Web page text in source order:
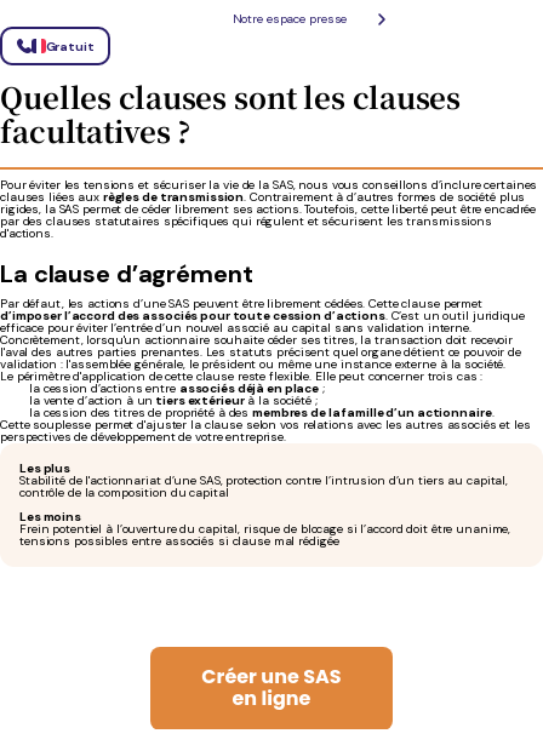
Notre espace presse
Gratuit
En l’absence de l’un de ces éléments obligatoires, l’immatriculation au RCS sera refusée.
Quelles clauses sont les clauses
facultatives ?
Pour éviter les tensions et sécuriser la vie de la SAS, nous vous conseillons d’inclure certaines
clauses liées aux règles de transmission. Contrairement à d’autres formes de société plus
rigides, la SAS permet de céder librement ses actions. Toutefois, cette liberté peut être encadrée
par des clauses statutaires spécifiques qui régulent et sécurisent les transmissions
d'actions.
La clause d’agrément
Par défaut, les actions d’une SAS peuvent être librement cédées. Cette clause permet
d’imposer l’accord des associés pour toute cession d’actions. C’est un outil juridique
efficace pour éviter l’entrée d’un nouvel associé au capital sans validation interne.
Concrètement, lorsqu'un actionnaire souhaite céder ses titres, la transaction doit recevoir
l'aval des autres parties prenantes. Les statuts précisent quel organe détient ce pouvoir de
validation : l'assemblée générale, le président ou même une instance externe à la société.
Le périmètre d'application de cette clause reste flexible. Elle peut concerner trois cas :
la cession d’actions entre associés déjà en place ;
la vente d’action à un tiers extérieurà la société ;
la cession des titres de propriété à desmembres de la famille d’un actionnaire.
Cette souplesse permet d'ajuster la clause selon vos relations avec les autres associés et les
perspectives de développement de votre entreprise.
Les plus
Stabilité de l'actionnariat d’une SAS, protection contre l’intrusion d’un tiers au capital,
contrôle de la composition du capital
Les moins
Frein potentiel à l’ouverture du capital, risque de blocage si l’accord doit être unanime,
tensions possibles entre associés si clause mal rédigée